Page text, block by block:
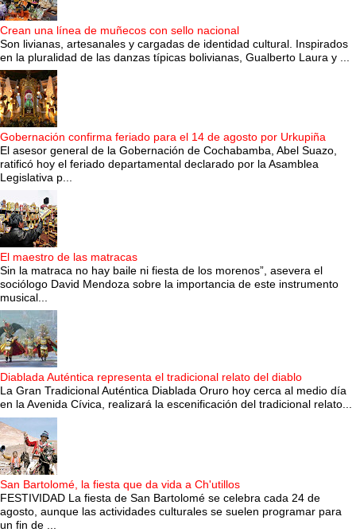
Crean una línea de muñecos con sello nacional
Son livianas, artesanales y cargadas de identidad cultural. Inspirados
en la pluralidad de las danzas típicas bolivianas, Gualberto Laura y ...
Gobernación confirma feriado para el 14 de agosto por Urkupiña
El asesor general de la Gobernación de Cochabamba, Abel Suazo,
ratificó hoy el feriado departamental declarado por la Asamblea
Legislativa p...
El maestro de las matracas
Sin la matraca no hay baile ni fiesta de los morenos”, asevera el
sociólogo David Mendoza sobre la importancia de este instrumento
musical...
Diablada Auténtica representa el tradicional relato del diablo
La Gran Tradicional Auténtica Diablada Oruro hoy cerca al medio día
en la Avenida Cívica, realizará la escenificación del tradicional relato...
San Bartolomé, la fiesta que da vida a Ch'utillos
FESTIVIDAD La fiesta de San Bartolomé se celebra cada 24 de
agosto, aunque las actividades culturales se suelen programar para
un fin de ...